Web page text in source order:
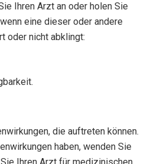
Ihren Arzt an oder holen Sie
eine dieser oder andere
oder nicht abklingt:
die auftreten können.
haben, wenden Sie